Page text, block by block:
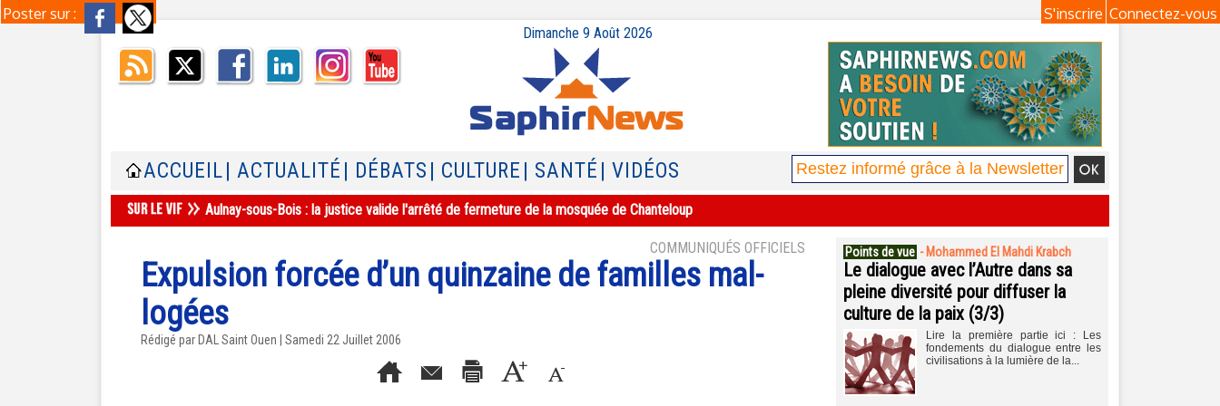
Poster sur : Connectez-vous
S'inscrire
Dimanche 9 Août 2026
ACCUEIL | ACTUALITÉ | DÉBATS | CULTURE | SANTÉ | VIDÉOS
Aulnay-sous-Bois : la justice valide l'arrêté de fermeture de la mosquée de Chanteloup
COMMUNIQUÉS OFFICIELS
Expulsion forcée d’un quinzaine de familles mal-
logées
Rédigé par DAL Saint Ouen | Samedi 22 Juillet 2006
Points de vue - Mohammed El Mahdi Krabch
Le dialogue avec l’Autre dans sa
pleine diversité pour diffuser la
culture de la paix (3/3)
Lire la première partie ici : Les
fondements du dialogue entre les
civilisations à la lumière de la...